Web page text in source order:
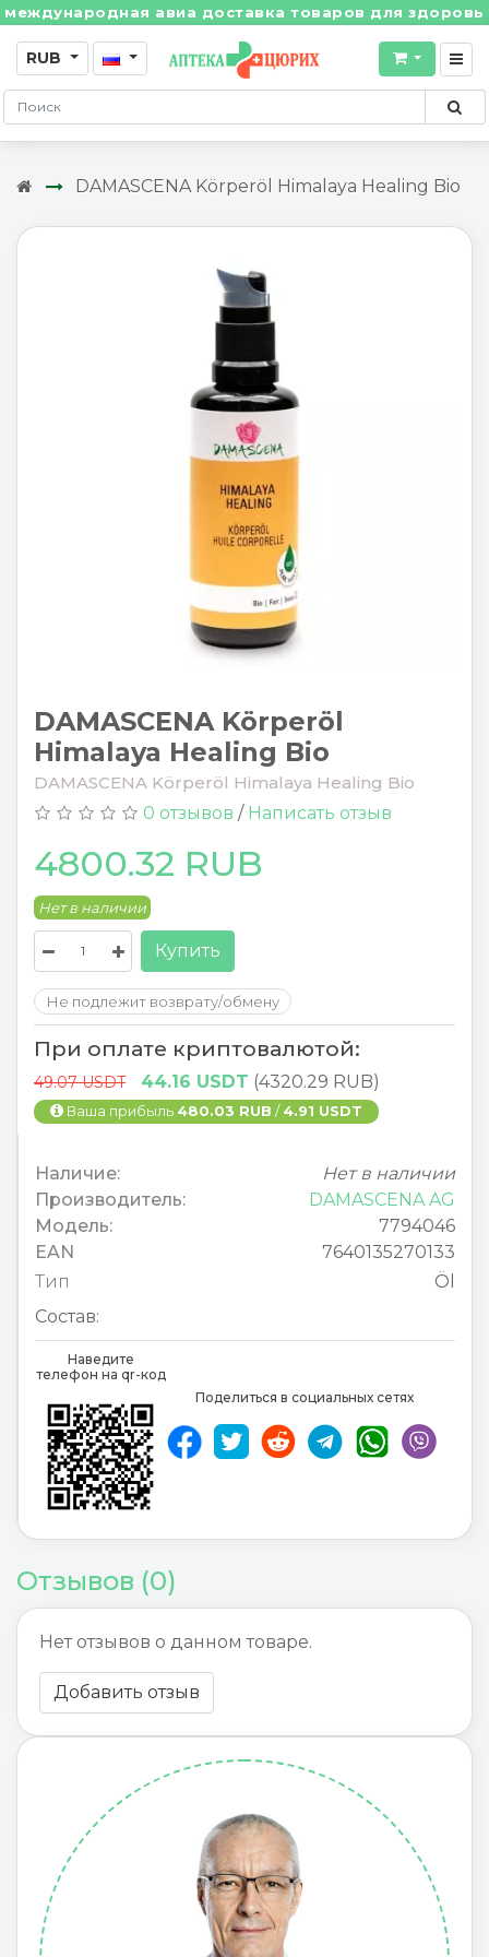
авиа доставка товаров для здоровья
RUB
DAMASCENA Körperöl Himalaya Healing Bio
DAMASCENA Körperöl
Himalaya Healing Bio
DAMASCENA Körperöl Himalaya Healing Bio
0 отзывов / Написать отзыв
4800.32 RUB
Нет в наличии
Купить
Не подлежит возврату/обмену
При оплате криптовалютой:
49.07 USDT 44.16 USDT (4320.29 RUB)
Ваша прибыль 480.03 RUB / 4.91 USDT
Наличие:
Нет в наличии
Производитель:
DAMASCENA AG
Модель:
7794046
EAN
7640135270133
Тип
Öl
Состав:
Наведите
телефон на qr-код
Поделиться в социальных сетях
Отзывов (0)
Нет отзывов о данном товаре.
Добавить отзыв